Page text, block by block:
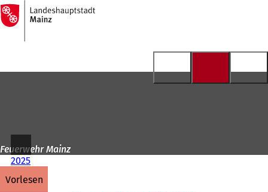
Inhalt anspringen
Zur
Startseite
Feuerwehr Mainz
2025
vorlesen